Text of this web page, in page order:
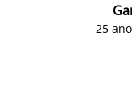
25